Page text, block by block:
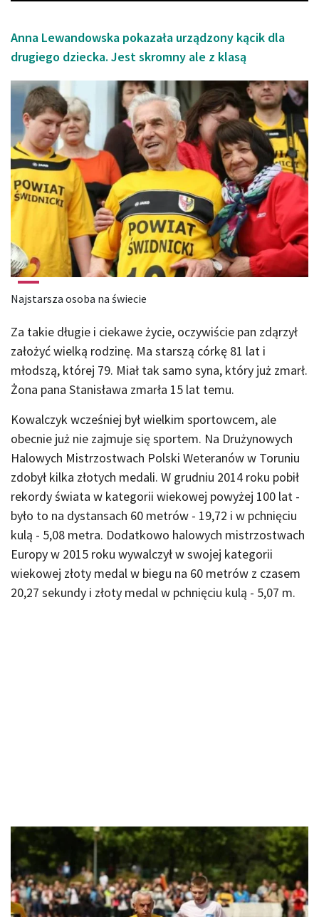
Anna Lewandowska pokazała urządzony kącik dla
drugiego dziecka. Jest skromny ale z klasą
Najstarsza osoba na świecie
Za takie długie i ciekawe życie, oczywiście pan zdąrzył
założyć wielką rodzinę. Ma starszą córkę 81 lat i
młodszą, której 79. Miał tak samo syna, który już zmarł.
Żona pana Stanisława zmarła 15 lat temu.
Kowalczyk wcześniej był wielkim sportowcem, ale
obecnie już nie zajmuje się sportem. Na Drużynowych
Halowych Mistrzostwach Polski Weteranów w Toruniu
zdobył kilka złotych medali. W grudniu 2014 roku pobił
rekordy świata w kategorii wiekowej powyżej 100 lat -
było to na dystansach 60 metrów - 19,72 i w pchnięciu
kulą - 5,08 metra. Dodatkowo halowych mistrzostwach
Europy w 2015 roku wywalczył w swojej kategorii
wiekowej złoty medal w biegu na 60 metrów z czasem
20,27 sekundy i złoty medal w pchnięciu kulą - 5,07 m.